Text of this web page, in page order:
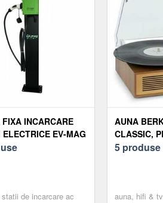
FIXA INCARCARE
ELECTRICE EV-MAG
22 KW, TYPE
de incarcare ac
AUNA
CLASSIC,
5 produse
auna, hifi &